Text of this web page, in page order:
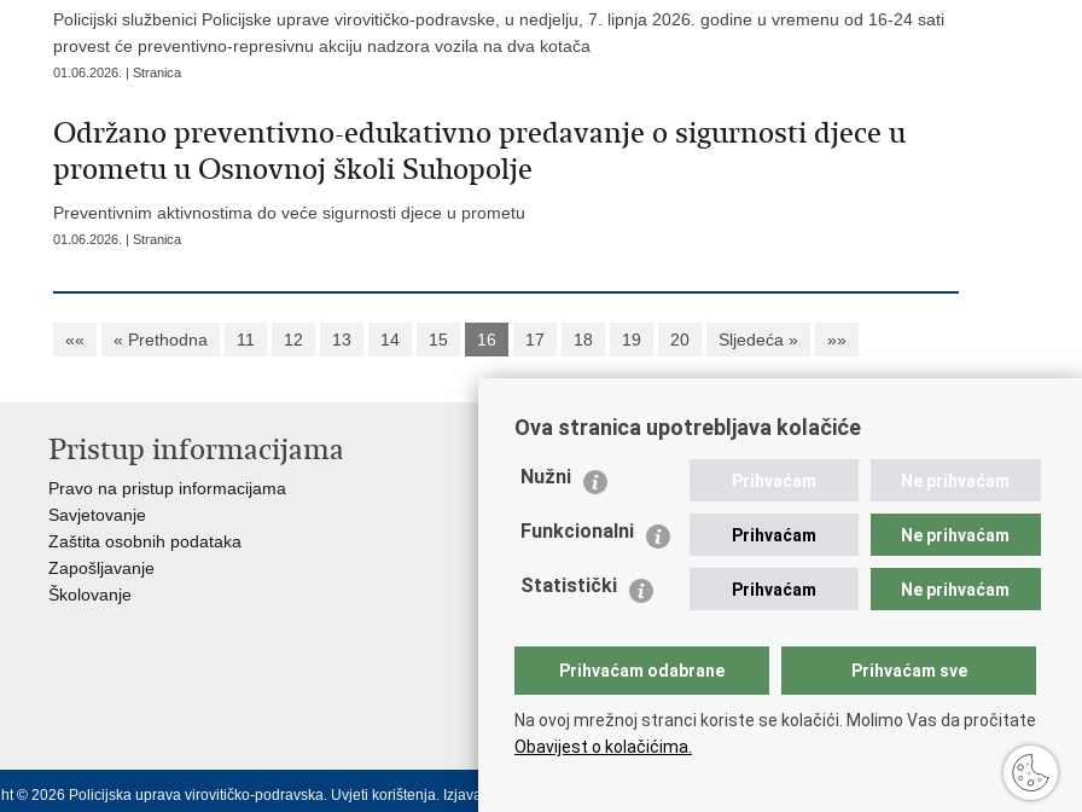
Policijski službenici Policijske uprave virovitičko-podravske, u nedjelju, 7. lipnja 2026. godine u vremenu od 16-24 sati
provest će preventivno-represivnu akciju nadzora vozila na dva kotača
01.06.2026. | Stranica
Održano preventivno-edukativno predavanje o sigurnosti djece u
prometu u Osnovnoj školi Suhopolje
Preventivnim aktivnostima do veće sigurnosti djece u prometu
01.06.2026. | Stranica
«« « Prethodna 11 12 13 14 15 16 17 18 19 20 Sljedeća » »»
Pristup informacijama
Pravo na pristup informacijama
Savjetovanje
Zaštita osobnih podataka
Zapošljavanje
Školovanje
Važne poveznice
Ministarstvo unutarnjih poslova
Udruge
Policijska akademija
Zaklada policijske solidarnosti
Centar za forenzična ispitivanja, istraživanja i vještačenja
"Ivan Vučetić"
Policijske uprave
© 2026 Policijska uprava virovitičko-podravska. Uvjeti korištenja. Izjava o pristupačnosti
Ova stranica upotrebljava kolačiće
Nužni Prihvaćam Ne prihvaćam
Funkcionalni Prihvaćam Ne prihvaćam
Statistički Prihvaćam Ne prihvaćam
Prihvaćam odabrane Prihvaćam sve
Na ovoj mrežnoj stranci koriste se kolačići. Molimo Vas da pročitate
Obavijest o kolačićima.